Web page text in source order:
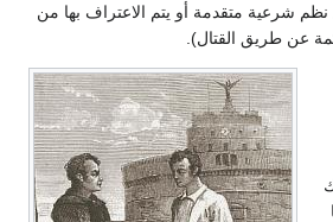
شرعية متقدمة أو يتم الاعتراف بها من
عن طريق القتال).